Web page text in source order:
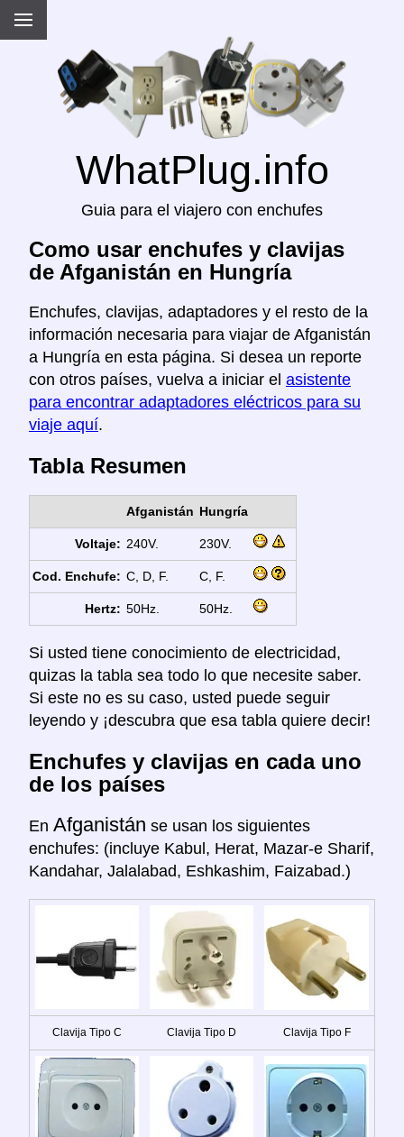
WhatPlug.info
Guia para el viajero con enchufes
Como usar enchufes y clavijas
de Afganistán en Hungría
Enchufes, clavijas, adaptadores y el resto de la
información necesaria para viajar de Afganistán
a Hungría en esta página. Si desea un reporte
con otros países, vuelva a iniciar el asistente
para encontrar adaptadores eléctricos para su
viaje aquí.
Tabla Resumen
Afganistán Hungría
Voltaje: 240V. 230V.
Cod. Enchufe: C, D, F. C, F.
Hertz: 50Hz. 50Hz.
Si usted tiene conocimiento de electricidad,
quizas la tabla sea todo lo que necesite saber.
Si este no es su caso, usted puede seguir
leyendo y ¡descubra que esa tabla quiere decir!
Enchufes y clavijas en cada uno
de los países
En Afganistán se usan los siguientes
enchufes: (incluye Kabul, Herat, Mazar-e Sharif,
Kandahar, Jalalabad, Eshkashim, Faizabad.)
Clavija Tipo C Clavija Tipo D Clavija Tipo F